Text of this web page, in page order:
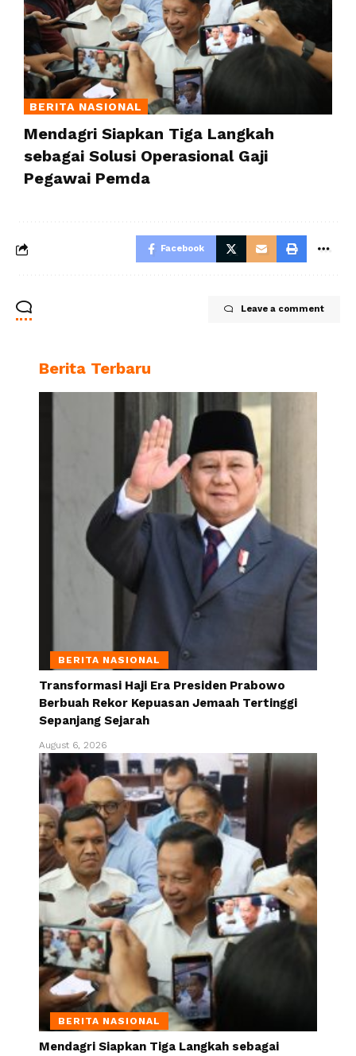
BERITA NASIONAL
Mendagri Siapkan Tiga Langkah
sebagai Solusi Operasional Gaji
Pegawai Pemda
Facebook
Leave a comment
Berita Terbaru
BERITA NASIONAL
Transformasi Haji Era Presiden Prabowo
Berbuah Rekor Kepuasan Jemaah Tertinggi
Sepanjang Sejarah
August 6, 2026
BERITA NASIONAL
Mendagri Siapkan Tiga Langkah sebagai